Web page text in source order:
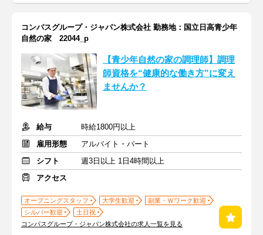
コンパスグループ・ジャパン株式会社 勤務地：国立日高青少年
自然の家 22044_p
【青少年自然の家の調理師】調理
師資格を“健康的な働き方”に変え
ませんか？
給与
時給1800円以上
雇用形態
アルバイト・パート
シフト
週3日以上 1日4時間以上
アクセス
オープニングスタッフ 大学生歓迎
副業・Ｗワーク歓迎
シルバー歓迎
土日祝
コンパスグループ・ジャパン株式会社の求人一覧を見る